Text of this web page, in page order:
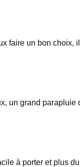
faire un bon choix,
un grand parapluie
à porter et plus